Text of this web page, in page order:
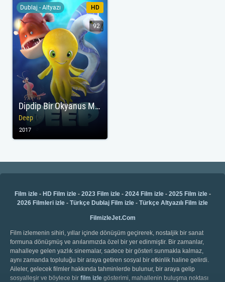
Dipdip Bir Okyanus Macerası
Deep
Dublaj - Altyazı HD
92
2017
Film izle- HD Film izle- 2023 Film izle- 2024 Film izle- 2025 Film izle-
2026 Filmleri izle - Türkçe Dublaj Film izle - Türkçe Altyazılı Film izle
FilmizleJet.Com
Film izlemenin sihiri, yıllar içinde dönüşüm geçirerek, nostaljik bir sanat
formuna dönüşmüş ve anılarımızda özel bir yer edinmiştir. Bir zamanlar,
mahalleye gelen yazlık sinemalar, sadece bir gösteri sunmakla kalmaz,
aynı zamanda topluluğu bir araya getiren sosyal bir etkinlik haline gelirdi.
Aileler, gelecek filmler hakkında tahminlerde bulunur, bir araya gelip
sosyalleşir ve böylece bir film izle gösterimi, mahallenin buluşma noktası